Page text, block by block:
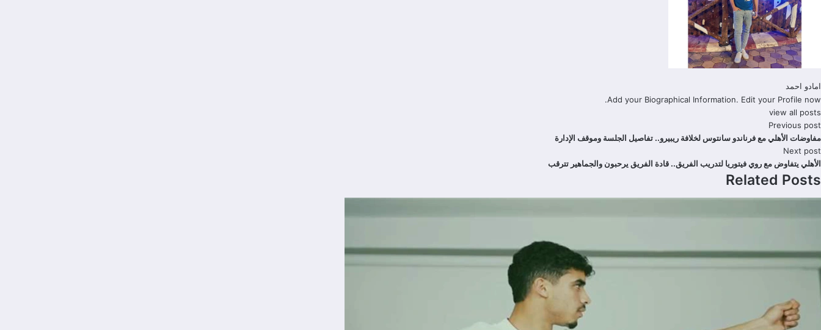
امادو احمد
Add your Biographical Information. Edit your Profile now.
view all posts
Previous post
مفاوضات الأهلي مع فرناندو سانتوس لخلافة ريبيرو.. تفاصيل الجلسة وموقف الإدارة
Next post
الأهلي يتفاوض مع روي فيتوريا لتدريب الفريق.. قادة الفريق يرحبون والجماهير تترقب
Related Posts